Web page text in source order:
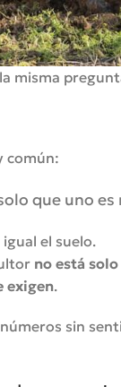
misma
común:
que uno es
el suelo.
no está
exigen.
sin